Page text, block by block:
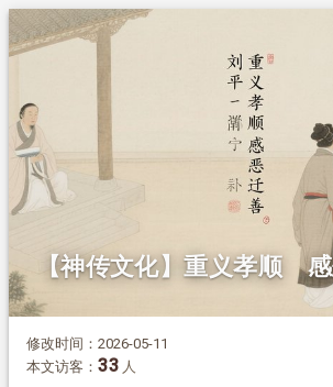
摘要
2.正文
孝义两全的生平事迹
逃难舍侄，守信赴义
以身护官，义感叛贼
为官惠民，贤名远扬
重义孝顺的文化内涵
【神传文化】重义孝顺
修改时间：2026-05-11
本文访客： 33 人